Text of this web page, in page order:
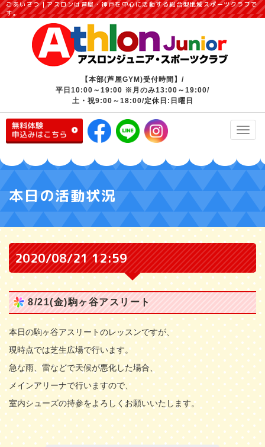
ごあいさつ｜アスロンは芦屋・神戸を中心に活動する総合型地域スポーツクラブで
す。
【本部(芦屋GYM)受付時間】/
平日10:00～19:00 ※月のみ13:00～19:00/
土・祝9:00～18:00/定休日:日曜日
本日の活動状況
2020/08/21 12:59
8/21(金)駒ヶ谷アスリート
本日の駒ヶ谷アスリートのレッスンですが、
現時点では芝生広場で行います。
急な雨、雷などで天候が悪化した場合、
メインアリーナで行いますので、
室内シューズの持参をよろしくお願いいたします。